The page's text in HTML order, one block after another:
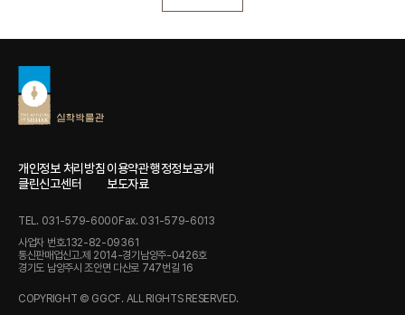
개인정보 처리방침 이용약관행정정보공개
클린신고센터
보도자료
TEL. 031-579-6000Fax. 031-579-6013
사업자 번호.132-82-09361
통신판매업신고.제 2014-경기남양주-0426호
경기도 남양주시 조안면 다산로 747번길 16
COPYRIGHT © GGCF. ALL RIGHTS RESERVED.